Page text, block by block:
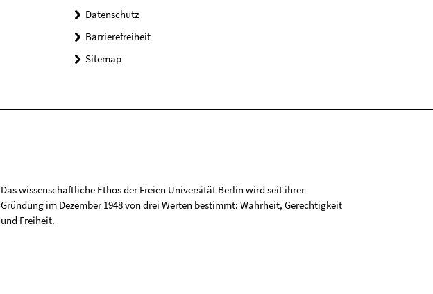
Datenschutz
Barrierefreiheit
Sitemap
Das wissenschaftliche Ethos der Freien Universität Berlin wird seit ihrer
Gründung im Dezember 1948 von drei Werten bestimmt: Wahrheit, Gerechtigkeit
und Freiheit.